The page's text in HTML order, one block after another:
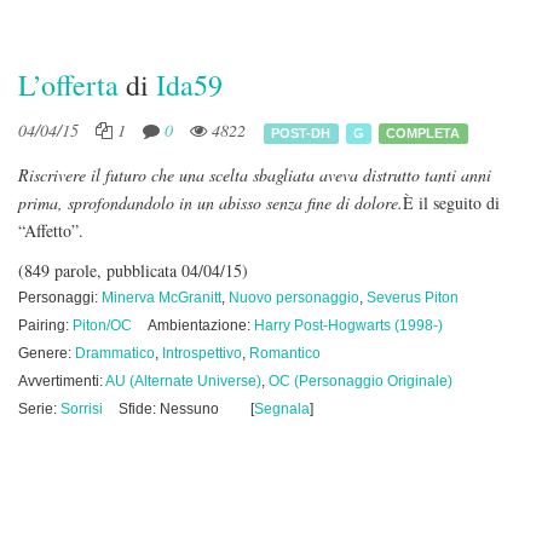
L’offertadi Ida59
04/04/15 1 0 4822 POST-DH G COMPLETA
Riscrivere il futuro che una scelta sbagliata aveva distrutto tanti anni
prima, sprofondandolo in un abisso senza fine di dolore.È il seguito di
“Affetto”.
(849 parole, pubblicata 04/04/15)
Personaggi: Minerva McGranitt, Nuovo personaggio, Severus Piton
Pairing: Piton/OC Ambientazione: Harry Post-Hogwarts (1998-)
Genere: Drammatico, Introspettivo, Romantico
Avvertimenti:AU (Alternate Universe), OC (Personaggio Originale)
Serie: Sorrisi Sfide: Nessuno [Segnala]